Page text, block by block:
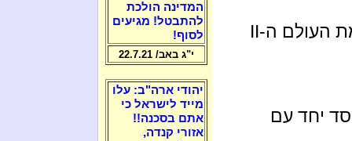
העולם ה-II
יחד עם
המדינה הולכת
להתבטל! מגיעים
לסוף!
י"ג באב/ 22.7.21
יהודי ארה"ב: עלו
מייד לישראל כי
אתם בסכנה!!
אזורי קנדה,